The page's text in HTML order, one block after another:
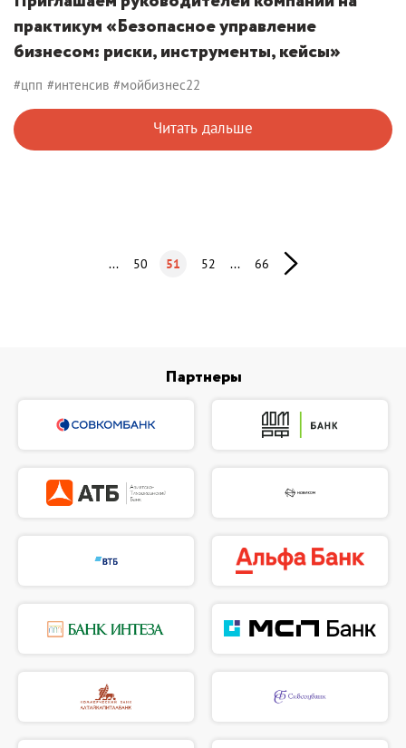
практикум «Безопасное управление
бизнесом: риски, инструменты, кейсы»
#цпп #интенсив #мойбизнес22
Читать дальше
... 50 51 52 ... 66
Партнеры